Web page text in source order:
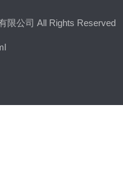
限公司 All Rights Reserved